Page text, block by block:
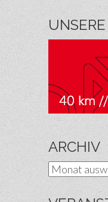
ARCHIV
Archiv